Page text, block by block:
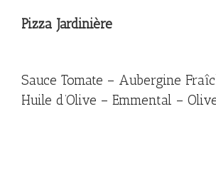
Pizza Jardinière
Sauce Tomate – Aubergine
Huile d’Olive – Emmental –